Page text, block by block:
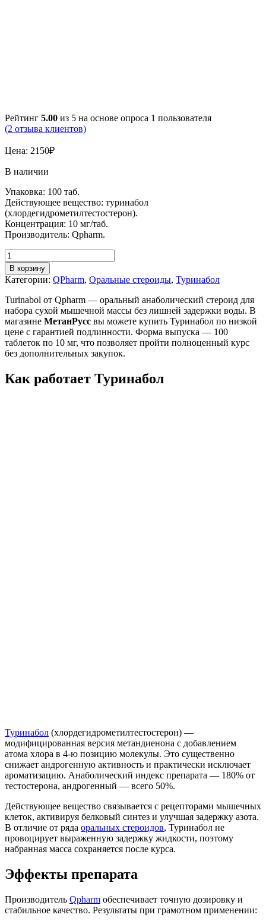
Рейтинг 5.00 из 5 на основе опроса 1 пользователя
(2 отзыва клиентов)
Цена: 2150₽
В наличии
Упаковка: 100 таб.
Действующее вещество: туринабол
(хлордегидрометилтестостерон).
Концентрация: 10 мг/таб.
Производитель: Qpharm.
В корзину
Категории: QPharm, Оральные стероиды, Туринабол
Turinabol от Qpharm — оральный анаболический стероид для
набора сухой мышечной массы без лишней задержки воды. В
магазине МетанРусс вы можете купить Туринабол по низкой
цене с гарантией подлинности. Форма выпуска — 100
таблеток по 10 мг, что позволяет пройти полноценный курс
без дополнительных закупок.
Как работает Туринабол
Туринабол (хлордегидрометилтестостерон) —
модифицированная версия метандиенона с добавлением
атома хлора в 4-ю позицию молекулы. Это существенно
снижает андрогенную активность и практически исключает
ароматизацию. Анаболический индекс препарата — 180% от
тестостерона, андрогенный — всего 50%.
Действующее вещество связывается с рецепторами мышечных
клеток, активируя белковый синтез и улучшая задержку азота.
В отличие от ряда оральных стероидов, Туринабол не
провоцирует выраженную задержку жидкости, поэтому
набранная масса сохраняется после курса.
Эффекты препарата
Производитель Qpharm обеспечивает точную дозировку и
стабильное качество. Результаты при грамотном применении: